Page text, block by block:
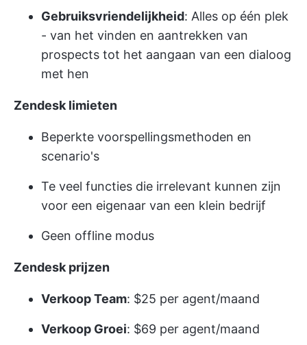
Gebruiksvriendelijkheid: Alles op één plek
- van het vinden en aantrekken van
prospects tot het aangaan van een dialoog
met hen
Zendesk limieten
Beperkte voorspellingsmethoden en
scenario's
Te veel functies die irrelevant kunnen zijn
voor een eigenaar van een klein bedrijf
Geen offline modus
Zendesk prijzen
Verkoop Team: $25 per agent/maand
Verkoop Groei: $69 per agent/maand